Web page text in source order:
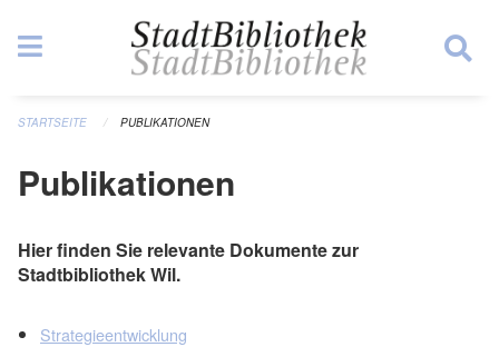
STARTSEITE PUBLIKATIONEN
Publikationen
Hier finden Sie relevante Dokumente zur
Stadtbibliothek Wil.
Strategieentwicklung